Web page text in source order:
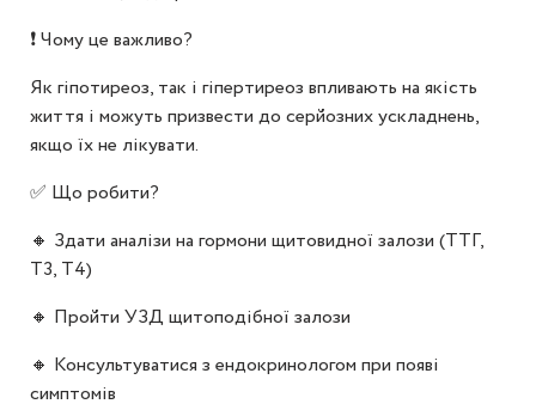
❗ Чому це важливо?
Як гіпотиреоз, так і гіпертиреоз впливають на якість
життя і можуть призвести до серйозних ускладнень,
якщо їх не лікувати.
✅ Що робити?
🔸 Здати аналізи на гормони щитовидної залози (ТТГ,
Т3, Т4)
🔸 Пройти УЗД щитоподібної залози
🔸 Консультуватися з ендокринологом при появі
симптомів